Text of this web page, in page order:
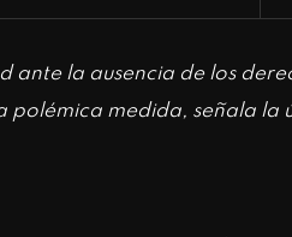
la ausencia de los
medida, señala la